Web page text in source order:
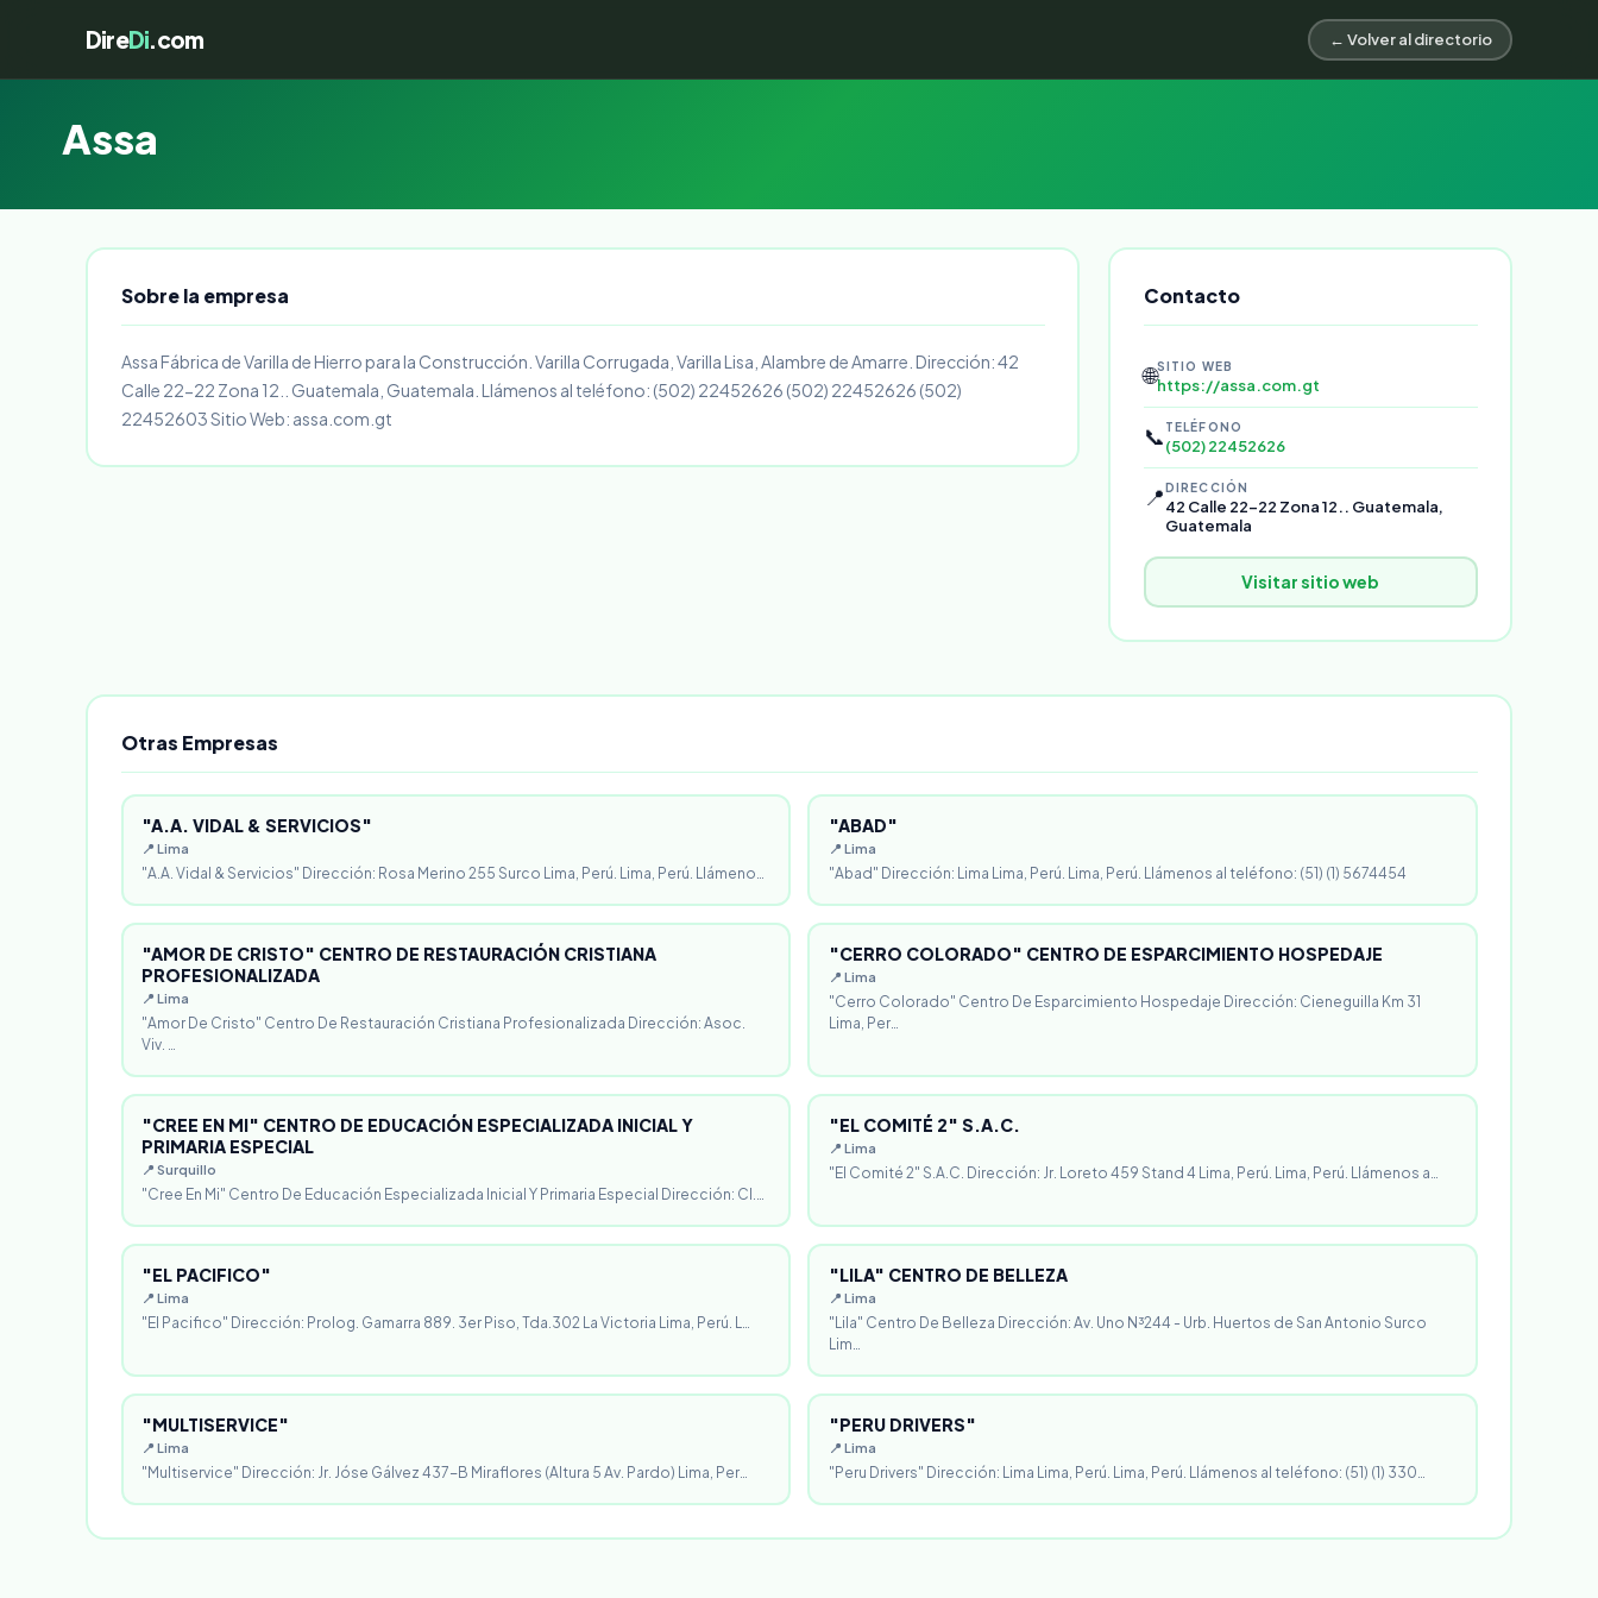
DireDi.com ← Volver al directorio
Assa
Sobre la empresa
Assa Fábrica de Varilla de Hierro para la Construcción. Varilla Corrugada, Varilla Lisa, Alambre de Amarre. Dirección: 42
Calle 22-22 Zona 12.. Guatemala, Guatemala. Llámenos al teléfono: (502) 22452626 (502) 22452626 (502)
22452603 Sitio Web: assa.com.gt
Contacto
🌐SITIO WEB
https://assa.com.gt
📞 TELÉFONO
(502) 22452626
📍DIRECCIÓN
42 Calle 22-22 Zona 12.. Guatemala,
Guatemala
Visitar sitio web
Otras Empresas
"A.A. VIDAL & SERVICIOS"
📍 Lima
"A.A. Vidal & Servicios" Dirección: Rosa Merino 255 Surco Lima, Perú. Lima, Perú. Llámeno…
"ABAD"
📍 Lima
"Abad" Dirección: Lima Lima, Perú. Lima, Perú. Llámenos al teléfono: (51) (1) 5674454
"AMOR DE CRISTO" CENTRO DE RESTAURACIÓN CRISTIANA
PROFESIONALIZADA
📍 Lima
"Amor De Cristo" Centro De Restauración Cristiana Profesionalizada Dirección: Asoc.
Viv. …
"CERRO COLORADO" CENTRO DE ESPARCIMIENTO HOSPEDAJE
📍 Lima
"Cerro Colorado" Centro De Esparcimiento Hospedaje Dirección: Cieneguilla Km 31
Lima, Per…
"CREE EN MI" CENTRO DE EDUCACIÓN ESPECIALIZADA INICIAL Y
PRIMARIA ESPECIAL
📍 Surquillo
"Cree En Mi" Centro De Educación Especializada Inicial Y Primaria Especial Dirección: Cl.…
"EL COMITÉ 2" S.A.C.
📍 Lima
"El Comité 2" S.A.C. Dirección: Jr. Loreto 459 Stand 4 Lima, Perú. Lima, Perú. Llámenos a…
"EL PACIFICO"
📍 Lima
"El Pacifico" Dirección: Prolog. Gamarra 889. 3er Piso, Tda.302 La Victoria Lima, Perú. L…
"LILA" CENTRO DE BELLEZA
📍 Lima
"Lila" Centro De Belleza Dirección: Av. Uno N³244 - Urb. Huertos de San Antonio Surco
Lim…
"MULTISERVICE"
📍 Lima
"Multiservice" Dirección: Jr. Jóse Gálvez 437-B Miraflores (Altura 5 Av. Pardo) Lima, Per…
"PERU DRIVERS"
📍 Lima
"Peru Drivers" Dirección: Lima Lima, Perú. Lima, Perú. Llámenos al teléfono: (51) (1) 330…